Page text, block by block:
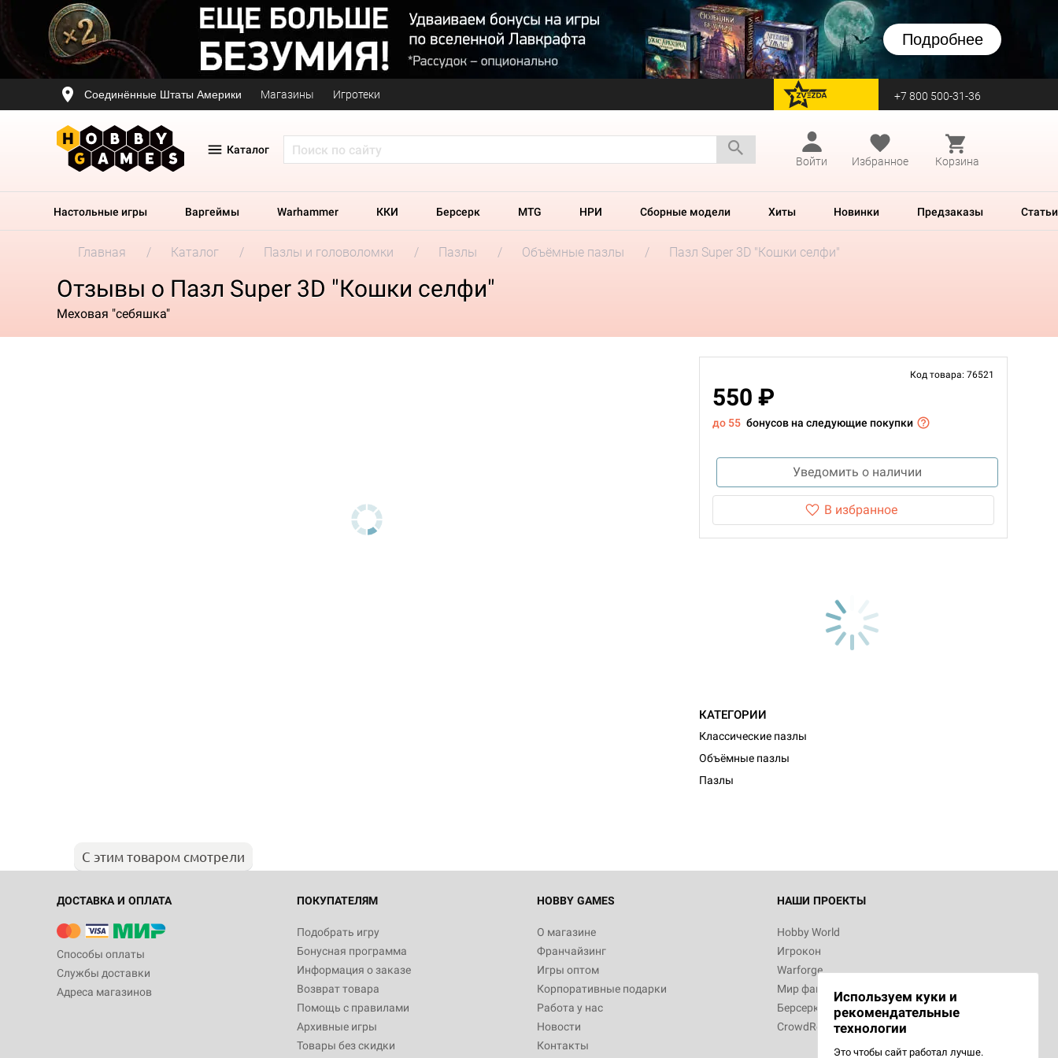
Подробнее
Соединённые Штаты Америки Магазины Игротеки перейти на Zvezda +7 800 500-31-36
Каталог
Войти
Избранное Корзина
Настольные игры Варгеймы Warhammer ККИ Берсерк MTG НРИ Сборные модели Хиты Новинки Предзаказы Статьи
Главная Каталог Пазлы и головоломки Пазлы Объёмные пазлы Пазл Super 3D "Кошки селфи"
Отзывы о Пазл Super 3D "Кошки селфи"
Меховая "себяшка"
Код товара: 76521
550 ₽
до 55 бонусов на следующие покупки
Уведомить о наличии
В избранное
КАТЕГОРИИ
Классические пазлы
Объёмные пазлы
Пазлы
С этим товаром смотрели
ДОСТАВКА И ОПЛАТА
Способы оплаты
Службы доставки
Адреса магазинов
ПОКУПАТЕЛЯМ
Подобрать игру
Бонусная программа
Информация о заказе
Возврат товара
Помощь с правилами
Архивные игры
Товары без скидки
HOBBY GAMES
О магазине
Франчайзинг
Игры оптом
Корпоративные подарки
Работа у нас
Новости
Контакты
НАШИ ПРОЕКТЫ
Hobby World
Игрокон
Warforge
Мир фантастики
Берсерк
CrowdRepublic
Используем куки и
рекомендательные
технологии
Это чтобы сайт работал лучше.